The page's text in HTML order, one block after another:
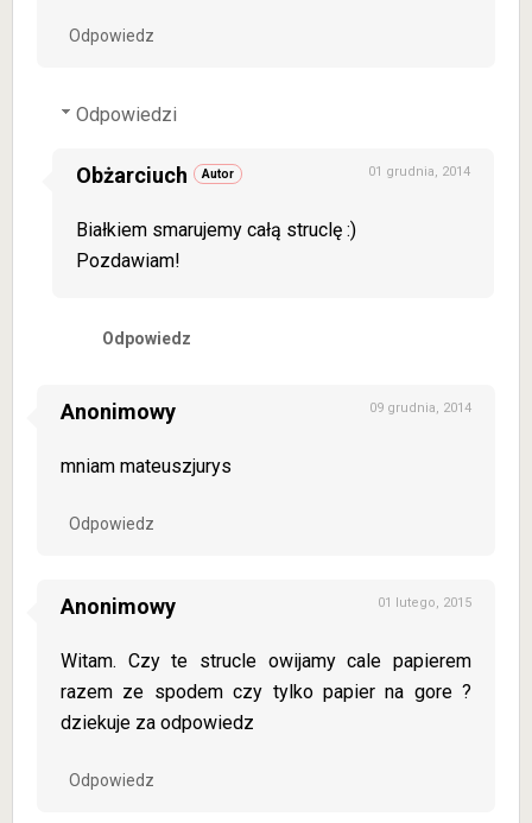
Odpowiedz
Odpowiedzi
Obżarciuch 01 grudnia, 2014
Białkiem smarujemy całą struclę :)
Pozdawiam!
Odpowiedz
Anonimowy 09 grudnia, 2014
mniam mateuszjurys
Odpowiedz
Anonimowy 01 lutego, 2015
Witam. Czy te strucle owijamy cale papierem
razem ze spodem czy tylko papier na gore ?
dziekuje za odpowiedz
Odpowiedz